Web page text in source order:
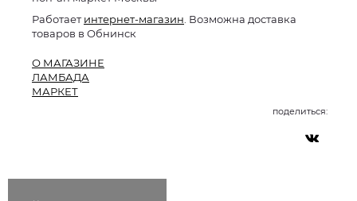
Работаетинтернет-магазин . Возможна доставка
товаров в Обнинск
О МАГАЗИНЕ
ЛАМБАДА
МАРКЕТ
поделиться: